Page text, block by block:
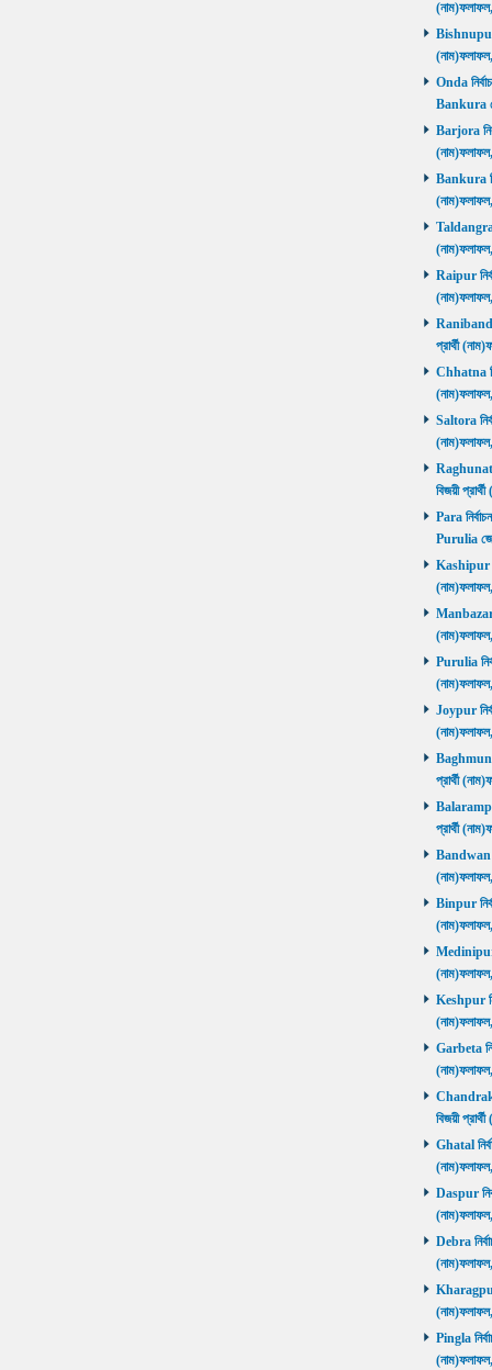
Bishnupur
Onda
Bankura
Barjora
Bankura
Taldangra
Raipur
Ranibandh
প্রার্থী
Chhatna
Saltora
বিজয়ী
Para
Purulia
Kashipur
Manbazar
Purulia
Joypur
প্রার্থী
প্রার্থী
Bandwan
Binpur
Medinipur
Keshpur
Garbeta
বিজয়ী
Ghatal
Daspur
Debra
Kharagpur
Pingla